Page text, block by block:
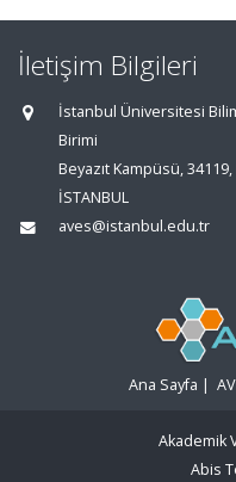
İletişim Bilgileri
İstanbul Üniversitesi
Birimi
Beyazıt Kampüsü, 34119,
İSTANBUL
aves@istanbul.edu.tr
Ana Sayfa |
Akademik
Abis